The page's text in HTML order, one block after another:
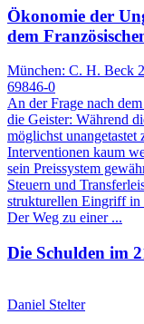
Ökonomie der
dem
München: C. H. Beck
69846-0
An der Frage nach
die Geister: Während
möglichst unangetastet
Interventionen kaum
sein Preissystem
Steuern und
strukturellen Eingriff
Der Weg zu einer ...
Die Schulden im
Daniel Stelter